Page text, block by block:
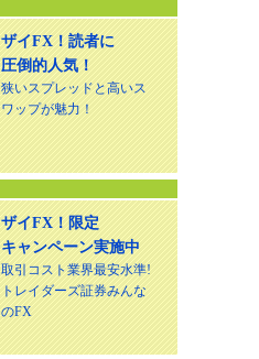
ザイFX！読者に
圧倒的人気！
狭いスプレッドと高いス
ワップが魅力！
ザイFX！限定
キャンペーン実施中
取引コスト業界最安水準!
トレイダーズ証券みんな
のFX